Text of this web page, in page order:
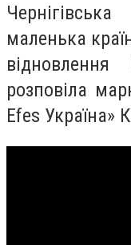
маленька
розповіла
Efes Україна»